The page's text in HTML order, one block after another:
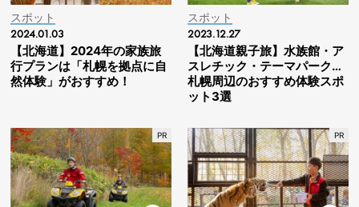
スポット
2024.01.03
【北海道】2024年の家族旅
行プランは「札幌を拠点に自
然体験」がおすすめ！
スポット
2023.12.27
【北海道親子旅】水族館・ア
スレチック・テーマパーク…
札幌周辺のおすすめ体験スポ
ット3選